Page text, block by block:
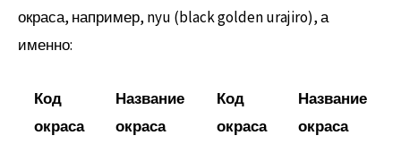
окраса, например, nyu (black golden urajiro), а
именно:
Код
окраса
Название
окраса
Код
окраса
Название
окраса